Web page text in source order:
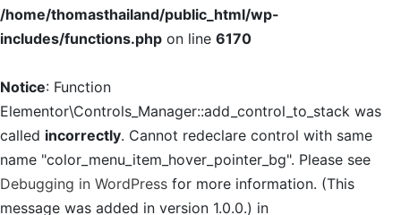
/home/thomasthailand/public_html/wp-
includes/functions.php on line 6170
Notice: Function
Elementor\Controls_Manager::add_control_to_stack was
called incorrectly. Cannot redeclare control with same
name "color_menu_item_hover_pointer_bg". Please see
Debugging in WordPress for more information. (This
message was added in version 1.0.0.) in